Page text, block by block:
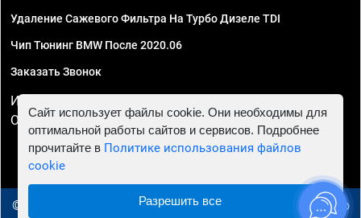
Удаление Сажевого Фильтра На Турбо Дизеле TDI
Чип Тюнинг BMW После 2020.06
Заказать Звонок
ИП Смирнов Георгий Павлович. ИНН 781302555843,
ОГРНИП 324470400032610
© 2010 - 2026 Чип тюнинг в Иваново - Автосервис "Евро
Сайт использует файлы cookie. Они необходимы для
оптимальной работы сайтов и сервисов. Подробнее
прочитайте в Политике использования файлов
cookie
Разрешить все